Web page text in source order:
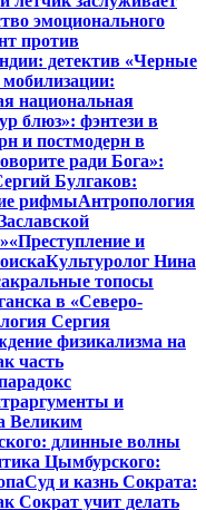
эмоционального
против
детектив «Черные
национальная
блюз»: фэнтези в
и постмодерн в
ради Бога»:
Булгаков:
рифмыАнтропология
«Преступление и
Культуролог Нина
топосы
в «Северо-
Сергия
физикализма на
часть
и
Великим
длинные волны
Цымбурского:
Суд и казнь Сократа:
Сократ учит делать